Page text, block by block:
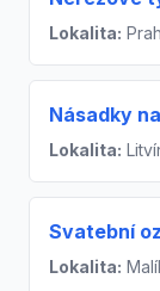
Lokalita:
Násadky
Lokalita:
Svatební
Lokalita: